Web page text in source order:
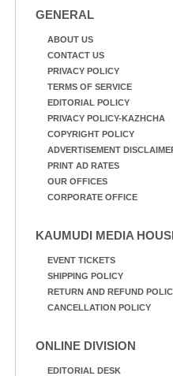
GENERAL
ABOUT US
CONTACT US
PRIVACY POLICY
TERMS OF SERVICE
EDITORIAL POLICY
PRIVACY POLICY-KAZHCHA
COPYRIGHT POLICY
ADVERTISEMENT
PRINT AD RATES
OUR OFFICES
CORPORATE OFFICE
KAUMUDI MEDIA
EVENT TICKETS
SHIPPING POLICY
RETURN AND REFUND
CANCELLATION POLICY
ONLINE DIVISION
EDITORIAL DESK